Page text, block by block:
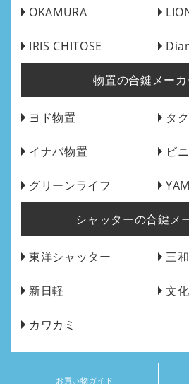
OKAMURA
IRIS CHITOSE
物置の合鍵メー
ヨド物置 タ
イナバ物置 ビ
グリーンライフ
シャッターの合鍵メ
東洋シャッター 三
新日軽 文
カワカミ
お買い物ガイド